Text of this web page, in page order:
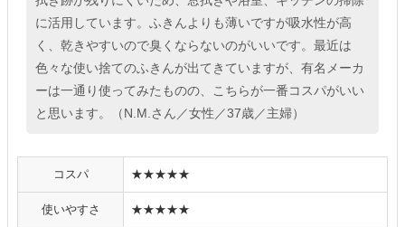
に活用しています。ふきんよりも薄いですが吸水性が高
く、乾きやすいので臭くならないのがいいです。最近は
色々な使い捨てのふきんが出てきていますが、有名メーカ
ーは一通り使ってみたものの、こちらが一番コスパがいい
と思います。（N.M.さん／女性／37歳／主婦）
コスパ ★★★★★
使いやすさ ★★★★★